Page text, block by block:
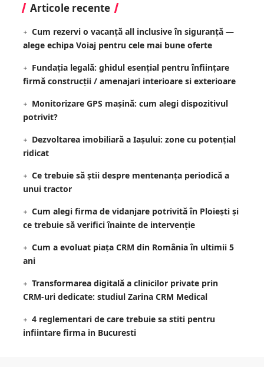
Articole recente
Cum rezervi o vacanță all inclusive în siguranță —
alege echipa Voiaj pentru cele mai bune oferte
Fundația legală: ghidul esențial pentru înființare
firmă construcții / amenajari interioare si exterioare
Monitorizare GPS mașină: cum alegi dispozitivul
potrivit?
Dezvoltarea imobiliară a Iașului: zone cu potențial
ridicat
Ce trebuie să știi despre mentenanța periodică a
unui tractor
Cum alegi firma de vidanjare potrivită în Ploiești și
ce trebuie să verifici înainte de intervenție
Cum a evoluat piața CRM din România în ultimii 5
ani
Transformarea digitală a clinicilor private prin
CRM-uri dedicate: studiul Zarina CRM Medical
4 reglementari de care trebuie sa stiti pentru
infiintare firma in Bucuresti